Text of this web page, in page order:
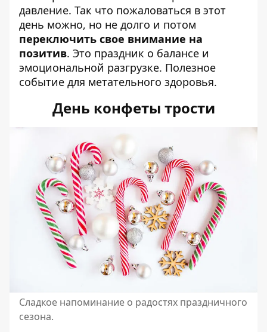
давление. Так что пожаловаться в этот
день можно, но не долго и потом
переключить свое внимание на
позитив. Это праздник о балансе и
эмоциональной разгрузке. Полезное
событие для метательного здоровья.
День конфеты трости
Сладкое напоминание о радостях праздничного
сезона.